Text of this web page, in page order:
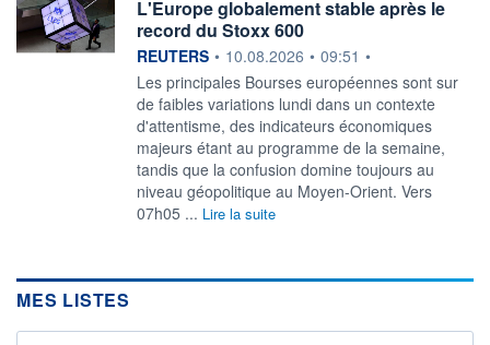
L'Europe globalement stable après le
record du Stoxx 600
information fournie par
REUTERS • 10.08.2026 • 09:51 •
Les principales Bourses européennes sont sur
de faibles variations lundi dans ‌un contexte
d'attentisme, des indicateurs économiques
majeurs étant au programme de la semaine,
tandis que la confusion domine toujours au
niveau géopolitique au Moyen-Orient. Vers
07h05 ... Lire la suite
MES LISTES